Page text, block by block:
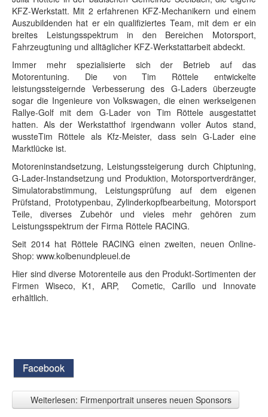
KFZ-Werkstatt. Mit 2 erfahrenen KFZ-Mechanikern und einem
Auszubildenden hat er ein qualifiziertes Team, mit dem er ein
breites Leistungsspektrum in den Bereichen Motorsport,
Fahrzeugtuning und alltäglicher KFZ-Werkstattarbeit abdeckt.
Immer mehr spezialisierte sich der Betrieb auf das
Motorentuning. Die von Tim Röttele entwickelte
leistungssteigernde Verbesserung des G-Laders überzeugte
sogar die Ingenieure von Volkswagen, die einen werkseigenen
Rallye-Golf mit dem G-Lader von Tim Röttele ausgestattet
hatten. Als der Werkstatthof irgendwann voller Autos stand,
wussteTim Röttele als Kfz-Meister, dass sein G-Lader eine
Marktlücke ist.
Motoreninstandsetzung, Leistungssteigerung durch Chiptuning,
G-Lader-Instandsetzung und Produktion, Motorsportverdränger,
Simulatorabstimmung, Leistungsprüfung auf dem eigenen
Prüfstand, Prototypenbau, Zylinderkopfbearbeitung, Motorsport
Teile, diverses Zubehör und vieles mehr gehören zum
Leistungsspektrum der Firma Röttele RACING.
Seit 2014 hat Röttele RACING einen zweiten, neuen Online-
Shop: www.kolbenundpleuel.de
Hier sind diverse Motorenteile aus den Produkt-Sortimenten der
Firmen Wiseco, K1, ARP, Cometic, Carillo und Innovate
erhältlich.
Facebook
Weiterlesen: Firmenportrait unseres neuen Sponsors